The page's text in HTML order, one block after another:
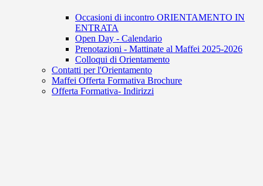
Occasioni di incontro ORIENTAMENTO IN
ENTRATA
Open Day - Calendario
Prenotazioni - Mattinate al Maffei 2025-2026
Colloqui di Orientamento
Contatti per l'Orientamento
Maffei Offerta Formativa Brochure
Offerta Formativa- Indirizzi